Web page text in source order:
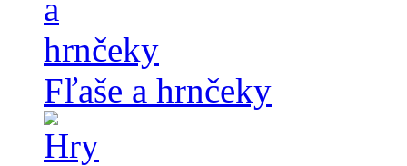
Fľaše a hrnčeky